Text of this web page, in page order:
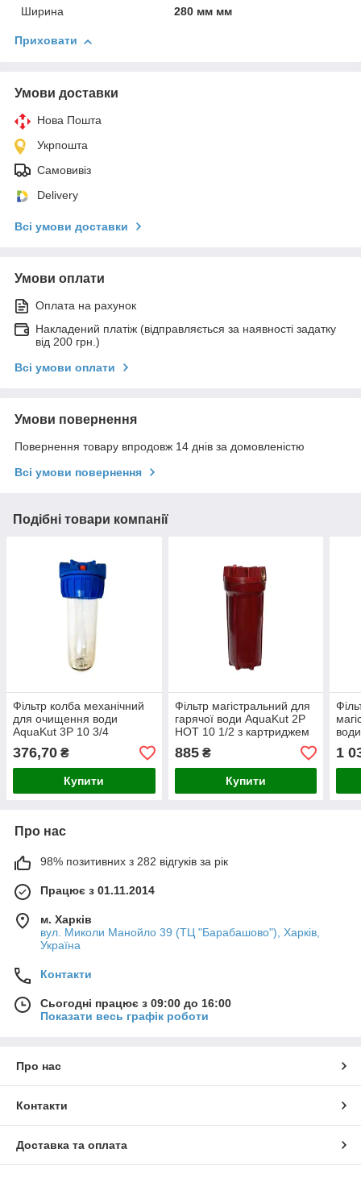
Ширина
280 мм мм
Приховати
Умови доставки
Нова Пошта
Укрпошта
Самовивіз
Delivery
Всі умови доставки
Умови оплати
Оплата на рахунок
Накладений платіж (відправляється за наявності задатку
від 200 грн.)
Всі умови оплати
Умови повернення
Повернення товару впродовж 14 днів за домовленістю
Всі умови повернення
Подібні товари компанії
Фільтр колба механічний
для очищення води
AquaKut 3Р 10 3/4
376,70 ₴
Купити
Фільтр магістральний для
гарячої води AquaKut 2Р
HOT 10 1/2 з картриджем
885₴
Купити
1
Про нас
98% позитивних з 282 відгуків за рік
Працює з 01.11.2014
м. Харків
вул. Миколи Манойло 39 (ТЦ "Барабашово"), Харків,
Україна
Контакти
Сьогодні працює з 09:00 до 16:00
Показати весь графік роботи
Про нас
Контакти
Доставка та оплата